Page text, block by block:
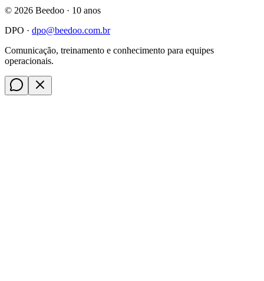
© 2026 Beedoo · 10 anos
DPO · dpo@beedoo.com.br
Comunicação, treinamento e conhecimento para equipes
operacionais.